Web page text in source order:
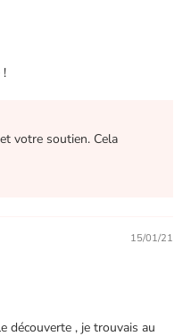
!
votre soutien. Cela
15/01/21
découverte , je trouvais au